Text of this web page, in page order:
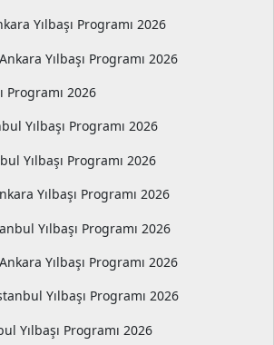
Yılbaşı Programı 2026
Yılbaşı Programı 2026
Programı 2026
Yılbaşı Programı 2026
Yılbaşı Programı 2026
Yılbaşı Programı 2026
Yılbaşı Programı 2026
Yılbaşı Programı 2026
Yılbaşı Programı 2026
Yılbaşı Programı 2026